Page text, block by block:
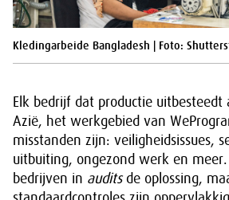
Kledingarbeide Bangladesh | Foto:
Elk bedrijf dat productie
Azië, het werkgebied van
misstanden zijn: veiligheidsissues,
uitbuiting, ongezond werk en
bedrijven in auditsde oplossing,